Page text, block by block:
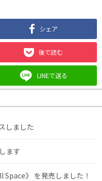
シェア
後で読む
LINEで送る
しました
ます
Space》 を発売しました！